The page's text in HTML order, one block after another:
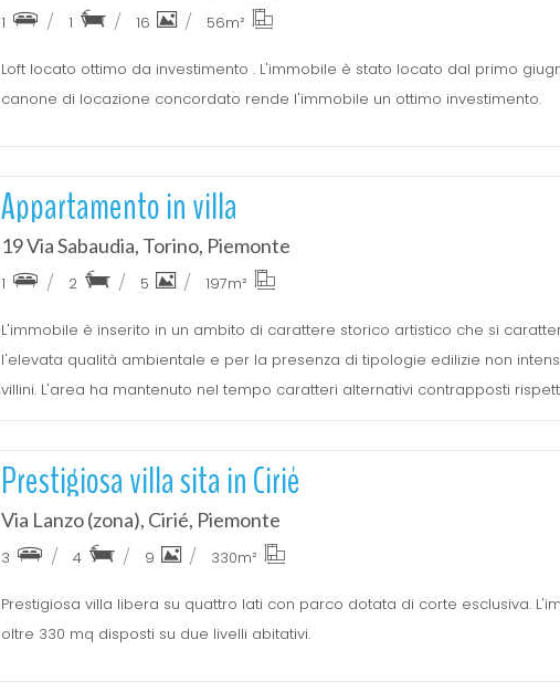
1 1 16 56m²
Loft locato ottimo da investimento . L'immobile è stato locato dal primo
canone di locazione concordato rende l'immobile un ottimo investimento.
Appartamento in villa
19 Via Sabaudia, Torino, Piemonte
1 2 5 197m²
L'immobile è inserito in un ambito di carattere storico artistico che si
l'elevata qualità ambientale e per la presenza di tipologie edilizie non
villini. L'area ha mantenuto nel tempo caratteri alternativi contrapposti
Prestigiosa villa sita in Cirié
Via Lanzo (zona), Cirié, Piemonte
3 4 9 330m²
Prestigiosa villa libera su quattro lati con parco dotata di corte esclusiva.
oltre 330 mq disposti su due livelli abitativi.